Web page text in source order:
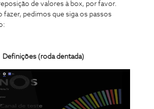
de valores à box, por favor.
fazer, pedimos que siga os passos
Definições (roda dentada)